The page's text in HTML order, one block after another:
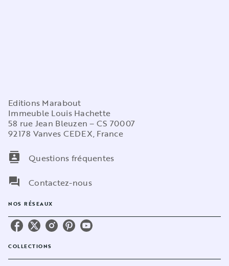
Editions Marabout
Immeuble Louis Hachette
58 rue Jean Bleuzen – CS 70007
92178 Vanves CEDEX, France
contacts
Questions fréquentes
question_answer
Contactez-nous
NOS RÉSEAUX
COLLECTIONS